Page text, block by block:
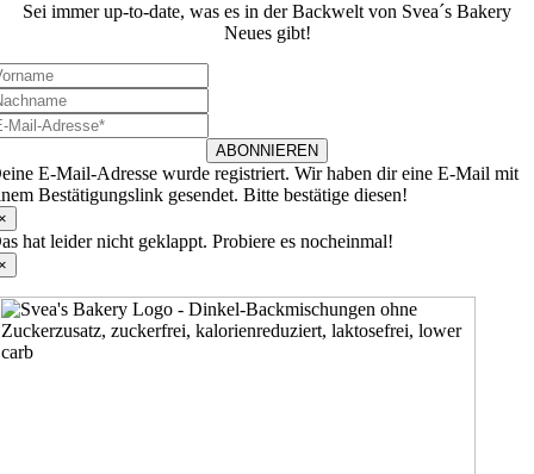
Sei immer up-to-date, was es in der Backwelt von Svea´s Bakery
Neues gibt!
ABONNIEREN
E-Mail-Adresse wurde registriert. Wir haben dir eine E-Mail mit
Bestätigungslink gesendet. Bitte bestätige diesen!
hat leider nicht geklappt. Probiere es nocheinmal!